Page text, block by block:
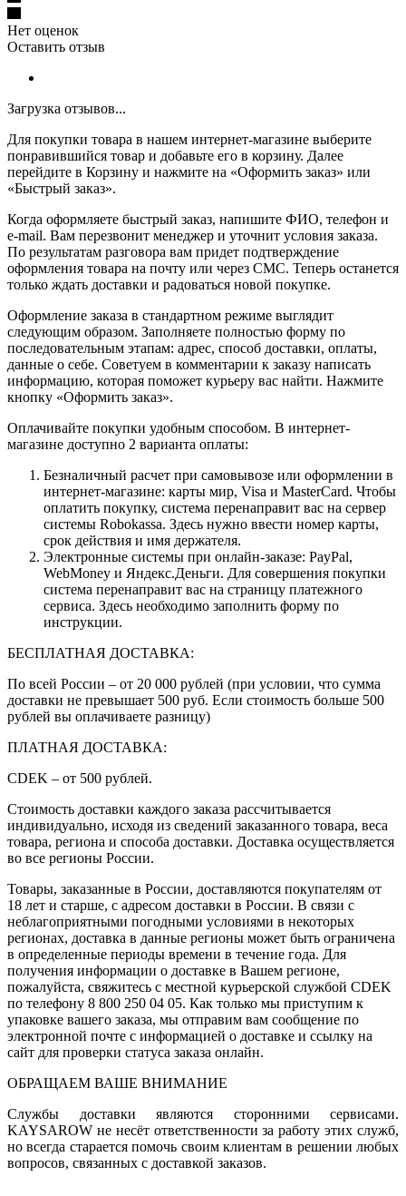
Нет оценок
Оставить отзыв
Загрузка отзывов...
Для покупки товара в нашем интернет-магазине выберите
понравившийся товар и добавьте его в корзину. Далее
перейдите в Корзину и нажмите на «Оформить заказ» или
«Быстрый заказ».
Когда оформляете быстрый заказ, напишите ФИО, телефон и
e-mail. Вам перезвонит менеджер и уточнит условия заказа.
По результатам разговора вам придет подтверждение
оформления товара на почту или через СМС. Теперь останется
только ждать доставки и радоваться новой покупке.
Оформление заказа в стандартном режиме выглядит
следующим образом. Заполняете полностью форму по
последовательным этапам: адрес, способ доставки, оплаты,
данные о себе. Советуем в комментарии к заказу написать
информацию, которая поможет курьеру вас найти. Нажмите
кнопку «Оформить заказ».
Оплачивайте покупки удобным способом. В интернет-
магазине доступно 2 варианта оплаты:
Безналичный расчет при самовывозе или оформлении в
интернет-магазине: карты мир, Visa и MasterCard. Чтобы
оплатить покупку, система перенаправит вас на сервер
системы Robokassa. Здесь нужно ввести номер карты,
срок действия и имя держателя.
Электронные системы при онлайн-заказе: PayPal,
WebMoney и Яндекс.Деньги. Для совершения покупки
система перенаправит вас на страницу платежного
сервиса. Здесь необходимо заполнить форму по
инструкции.
БЕСПЛАТНАЯ ДОСТАВКА:
По всей России – от 20 000 рублей (при условии, что сумма
доставки не превышает 500 руб. Если стоимость больше 500
рублей вы оплачиваете разницу)
ПЛАТНАЯ ДОСТАВКА:
CDEK – от 500 рублей.
Стоимость доставки каждого заказа рассчитывается
индивидуально, исходя из сведений заказанного товара, веса
товара, региона и способа доставки. Доставка осуществляется
во все регионы России.
Товары, заказанные в России, доставляются покупателям от
18 лет и старше, с адресом доставки в России. В связи с
неблагоприятными погодными условиями в некоторых
регионах, доставка в данные регионы может быть ограничена
в определенные периоды времени в течение года. Для
получения информации о доставке в Вашем регионе,
пожалуйста, свяжитесь с местной курьерской службой CDEK
по телефону 8 800 250 04 05. Как только мы приступим к
упаковке вашего заказа, мы отправим вам сообщение по
электронной почте с информацией о доставке и ссылку на
сайт для проверки статуса заказа онлайн.
ОБРАЩАЕМ ВАШЕ ВНИМАНИЕ
Службы доставки являются сторонними сервисами.
KAYSAROW не несёт ответственности за работу этих служб,
но всегда старается помочь своим клиентам в решении любых
вопросов, связанных с доставкой заказов.